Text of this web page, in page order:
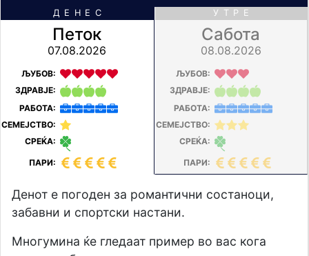
ДЕНЕС
Петок
07.08.2026
ЉУБОВ:
ЗДРАВЈЕ:
РАБОТА:
СЕМЕЈСТВО:
СРЕЌА:
ПАРИ:
УТРЕ
Сабота
08.08.2026
ЉУБОВ:
ЗДРАВЈЕ:
РАБОТА:
СЕМЕЈСТВО:
СРЕЌА:
ПАРИ:
Денот е погоден за романтични состаноци,
забавни и спортски настани.
Многумина ќе гледаат пример во вас кога